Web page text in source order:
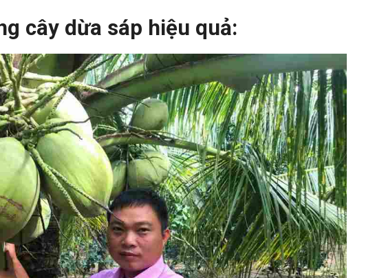
cây dừa sáp hiệu quả: